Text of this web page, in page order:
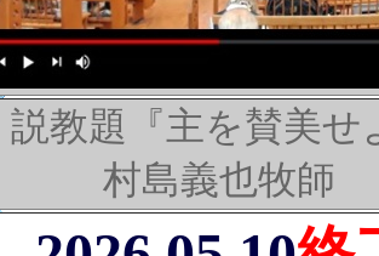
説教題『主を賛美せ
村島義也牧師